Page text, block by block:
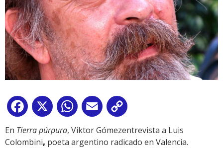
Facebook
X WhatsApp
Email
Link
En Tierra púrpura, Viktor Gómezentrevista a Luis
Colombini, poeta argentino radicado en Valencia.